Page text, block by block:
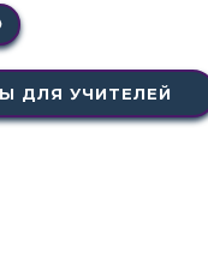
ДЛЯ УЧИТЕЛЕЙ